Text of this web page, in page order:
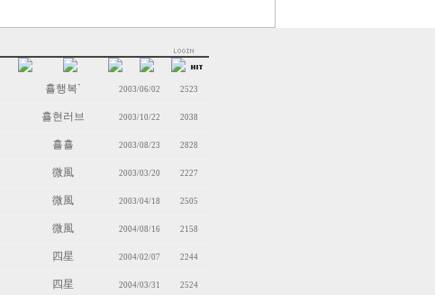
횰행복` 2003/06/02 2523
횰현러브 2003/10/22 2038
횰횰 2003/08/23 2828
微風 2003/03/20 2227
微風 2003/04/18 2505
微風 2004/08/16 2158
四星 2004/02/07 2244
四星 2004/03/31 2524